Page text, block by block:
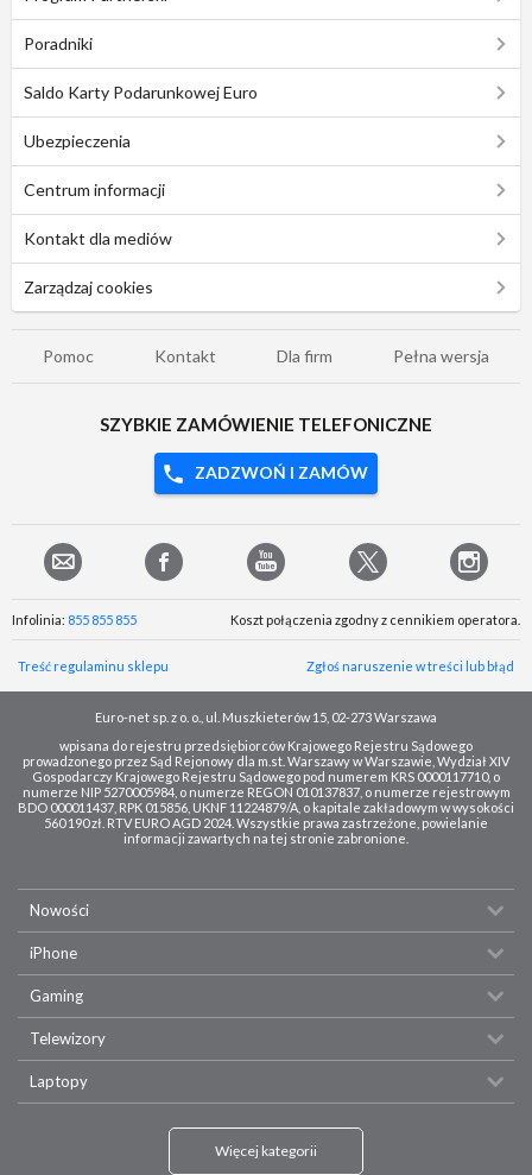
Poradniki
Saldo Karty Podarunkowej Euro
Ubezpieczenia
Centrum informacji
Kontakt dla mediów
Zarządzaj cookies
Pomoc Kontakt Dla firm Pełna wersja
SZYBKIE ZAMÓWIENIE TELEFONICZNE
ZADZWOŃ I ZAMÓW
Infolinia: 855 855 855 Koszt połączenia zgodny z cennikiem operatora.
Treść regulaminu sklepu Zgłoś naruszenie w treści lub błąd
Euro-net sp. z o. o., ul. Muszkieterów 15, 02-273 Warszawa
wpisana do rejestru przedsiębiorców Krajowego Rejestru Sądowego
prowadzonego przez Sąd Rejonowy dla m.st. Warszawy w Warszawie, Wydział XIV
Gospodarczy Krajowego Rejestru Sądowego pod numerem KRS 0000117710, o
numerze NIP 5270005984, o numerze REGON 010137837, o numerze rejestrowym
BDO 000011437, RPK 015856, UKNF 11224879/A, o kapitale zakładowym w wysokości
560 190 zł. RTV EURO AGD 2024. Wszystkie prawa zastrzeżone, powielanie
informacji zawartych na tej stronie zabronione.
Nowości
iPhone
Gaming
Telewizory
Laptopy
Więcej kategorii